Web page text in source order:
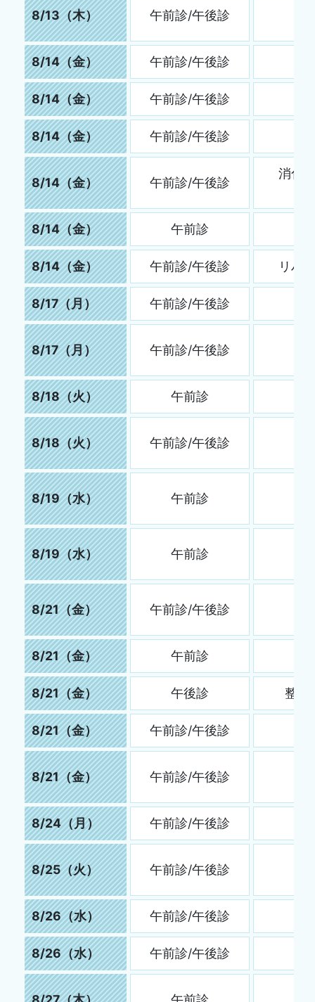
8/13（木） 午前診/午後診
8/14（金） 午前診/午後診
8/14（金） 午前診/午後診
8/14（金） 午前診/午後診
8/14（金） 午前診/午後診
消化
8/14（金） 午前診
8/14（金） 午前診/午後診 リハ
8/17（月） 午前診/午後診
8/17（月） 午前診/午後診
8/18（火） 午前診
8/18（火） 午前診/午後診
8/19（水） 午前診
8/19（水） 午前診
8/21（金） 午前診/午後診
8/21（金） 午前診
8/21（金） 午後診 整形
8/21（金） 午前診/午後診
8/21（金） 午前診/午後診
8/24（月） 午前診/午後診
8/25（火） 午前診/午後診
8/26（水） 午前診/午後診
8/26（水） 午前診/午後診